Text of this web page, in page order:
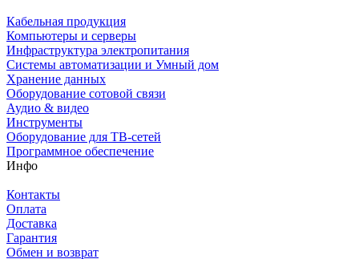
Кабельная продукция
Компьютеры и серверы
Инфраструктура электропитания
Системы автоматизации и Умный дом
Хранение данных
Оборудование сотовой связи
Аудио & видео
Инструменты
Оборудование для ТВ-сетей
Программное обеспечение
Инфо
Контакты
Оплата
Доставка
Гарантия
Обмен и возврат